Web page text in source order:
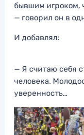
бывшим игроком,
— говорил он в
И добавлял:
— Я считаю себя
человека.
уверенность…